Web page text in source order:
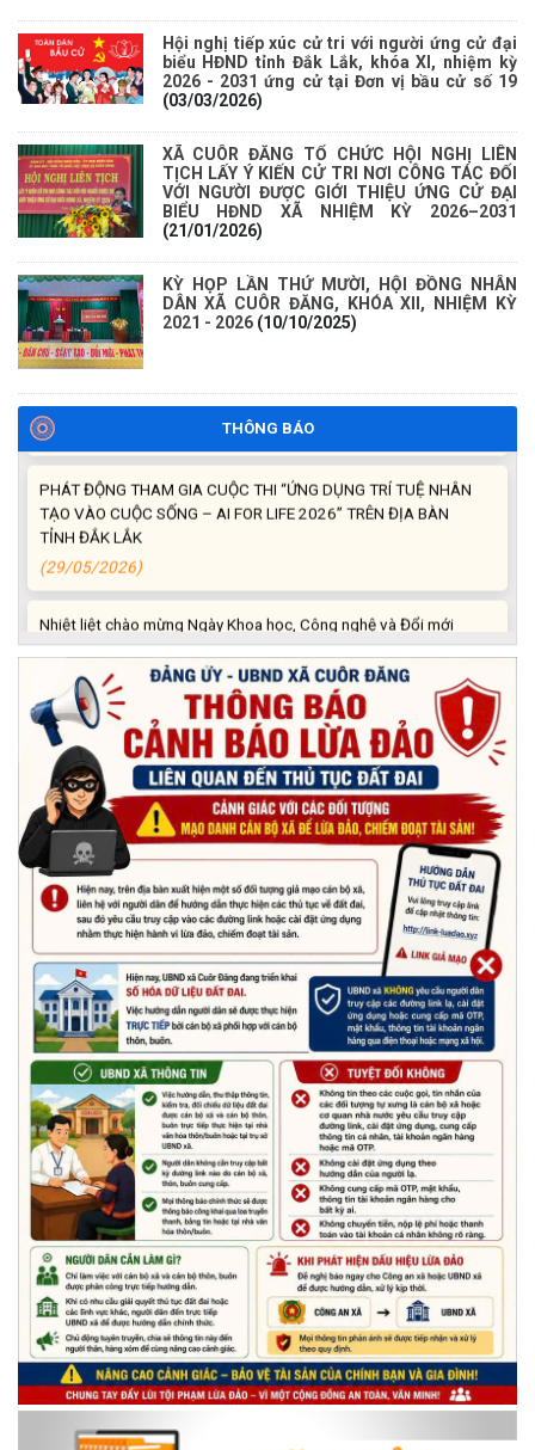
Hội nghị tiếp xúc cử tri với người ứng cử đại
biểu HĐND tỉnh Đắk Lắk, khóa XI, nhiệm kỳ
2026 - 2031 ứng cử tại Đơn vị bầu cử số 19
(03/03/2026)
XÃ CUÔR ĐĂNG TỔ CHỨC HỘI NGHỊ LIÊN
TỊCH LẤY Ý KIẾN CỬ TRI NƠI CÔNG TÁC ĐỐI
VỚI NGƯỜI ĐƯỢC GIỚI THIỆU ỨNG CỬ ĐẠI
BIỂU HĐND XÃ NHIỆM KỲ 2026–2031
(21/01/2026)
KỲ HỌP LẦN THỨ MƯỜI, HỘI ĐỒNG NHÂN
DÂN XÃ CUÔR ĐĂNG, KHÓA XII, NHIỆM KỲ
2021 - 2026 (10/10/2025)
THÔNG BÁO
(24/07/2026)
Triển khai xây dựng mô hình “Trồng tái canh Cà phê Vối” năm
(06/07/2026)
Hội nghị công bố Nghị quyết, các quyết định về thành lập thôn,
buôn, thành lập tổ chức Đảng, chỉ định cấp ủy, trưởng các thôn,
(03/07/2026)
Xã Cuôr Đăng đã tổ chức lễ kỷ niệm 85 năm Ngày truyền thống
Người cao tuổi Việt Nam (06/06/1941-06/06/2026) và tổ
chức mừng thọ, chúc thọ Người cao tuổi trên địa bàn xã.
(05/06/2026)
PHÁT ĐỘNG THAM GIA CUỘC THI “ỨNG DỤNG TRÍ TUỆ NHÂN
TẠO VÀO CUỘC SỐNG – AI FOR LIFE 2026” TRÊN ĐỊA BÀN
TỈNH ĐẮK LẮK
(29/05/2026)
Nhiệt liệt chào mừng Ngày Khoa học, Công nghệ và Đổi mới
sáng tạo Việt Nam 18/5"
Chương trình đối thoại giữa lãnh đạo UBND xã với thanh niên,
thiếu nhi trên địa bàn xã năm 2026
(14/05/2026)
Chương trình kỷ niệm 85 năm ngày thành lập Đội TNTP Hồ Chí
Minh (15/05/1941 – 15/05/2026) và kỷ niệm 136 năm ngày
sinh Chủ tịch Hồ Chí Minh (19/05/1890 – 19/05/2026).
(14/05/2026)
Thông báo tiếp nhận phản ánh, kiến nghị về quy định thủ tục
hành chính
(07/08/2026)
Thông báo về thực hiện Luật tương trợ tư pháp về dân sự và
các văn bản quy định chi tiết, hướng dẫn thi hành
(04/08/2026)
Thông báo cảnh báo lừa đảo liên quan đến thủ tục đất đai
(24/07/2026)
Triển khai xây dựng mô hình “Trồng tái canh Cà phê Vối” năm
2026 tại các hộ nông dân trên địa bàn xã
(06/07/2026)
Hội nghị công bố Nghị quyết, các quyết định về thành lập thôn,
buôn, trưởng Ban công tác Mặt trận các thôn, buôn